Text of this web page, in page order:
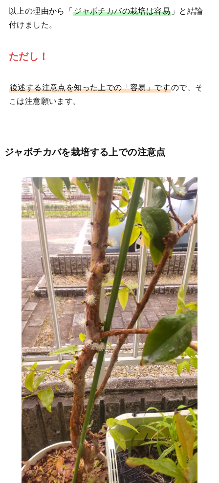
以上の理由から「ジャボチカバの栽培は容易」と結論
付けました。
ただし！
後述する注意点を知った上での「容易」ですので、そ
こは注意願います。
ジャボチカバを栽培する上での注意点